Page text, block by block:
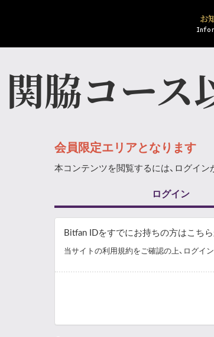
お
関脇コース
会員限定エリアとなります
本コンテンツを閲覧するには、ログイン
ログイン
Bitfan IDをすでにお持ちの方はこち
当サイトの利用規約をご確認の上、ログイン